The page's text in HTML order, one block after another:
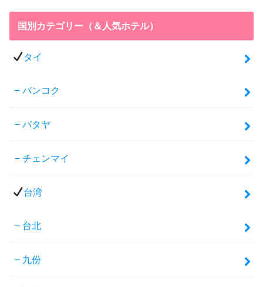
国別カテゴリー（＆人気ホテル）
タイ
バンコク
パタヤ
チェンマイ
台湾
台北
九份